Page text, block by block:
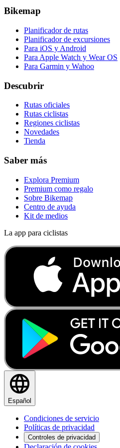
Bikemap
Planificador de rutas
Planificador de excursiones
Para iOS y Android
Para Apple Watch y Wear OS
Para Garmin y Wahoo
Descubrir
Rutas oficiales
Rutas ciclistas
Regiones ciclistas
Novedades
Tienda
Saber más
Explora Premium
Premium como regalo
Sobre Bikemap
Centro de ayuda
Kit de medios
La app para ciclistas
Español
Condiciones de servicio
Políticas de privacidad
Controles de privacidad